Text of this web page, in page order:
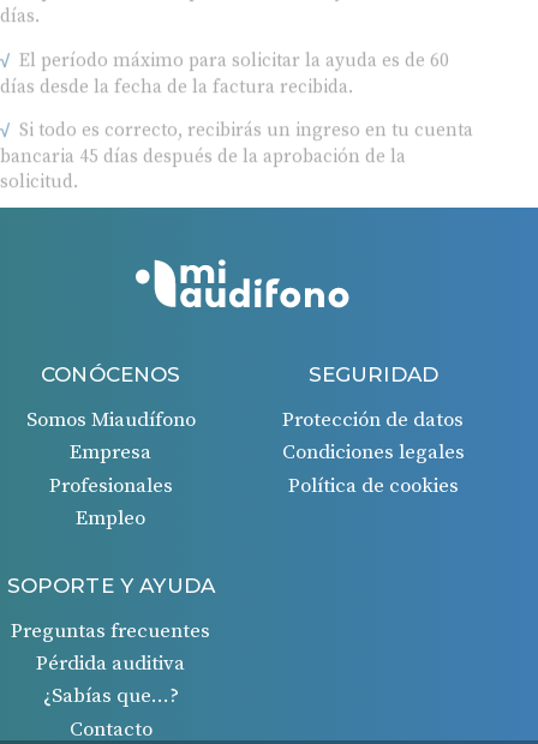
días.
El período máximo para solicitar la ayuda es de 60
días desde la fecha de la factura recibida.
Si todo es correcto, recibirás un ingreso en tu cuenta
bancaria 45 días después de la aprobación de la
solicitud.
CONÓCENOS
Somos Miaudífono
Empresa
Profesionales
Empleo
SEGURIDAD
Protección de datos
Condiciones legales
Política de cookies
SOPORTE Y AYUDA
Preguntas frecuentes
Pérdida auditiva
¿Sabías que…?
Contacto